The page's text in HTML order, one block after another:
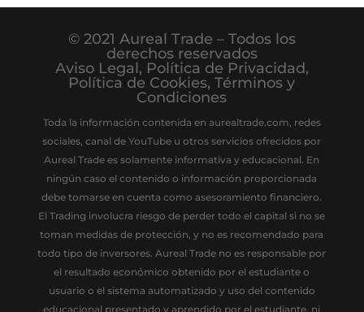
© 2021 Aureal Trade – Todos los
derechos reservados
Aviso Legal, Política de Privacidad,
Política de Cookies,Términos y
Condiciones
Toda la información contenida en aurealtrade.com, redes
sociales, canal de YouTube u otros servicios ofrecidos por
Aureal Trade es solamente informativa y educacional. En
ningún caso el contenido o información proporcionada
debe tomarse en cuenta como asesoramiento financiero.
El Trading involucra riesgo de perder todo el capital si no se
toman medidas de protección, y no es recomendado para
todo tipo de inversores. Aureal Trade no es responsable por
el resultado económico obtenido por el estudiante o
usuario o el sistema automatizado y uso del contenido
educacional presentado y aprendido por el estudiante, ni